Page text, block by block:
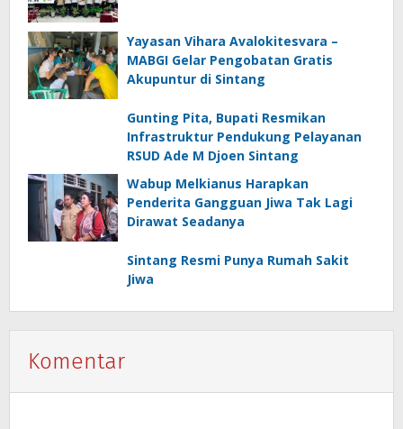
Yayasan Vihara Avalokitesvara –
MABGI Gelar Pengobatan Gratis
Akupuntur di Sintang
Gunting Pita, Bupati Resmikan
Infrastruktur Pendukung Pelayanan
RSUD Ade M Djoen Sintang
Wabup Melkianus Harapkan
Penderita Gangguan Jiwa Tak Lagi
Dirawat Seadanya
Sintang Resmi Punya Rumah Sakit
Jiwa
Komentar